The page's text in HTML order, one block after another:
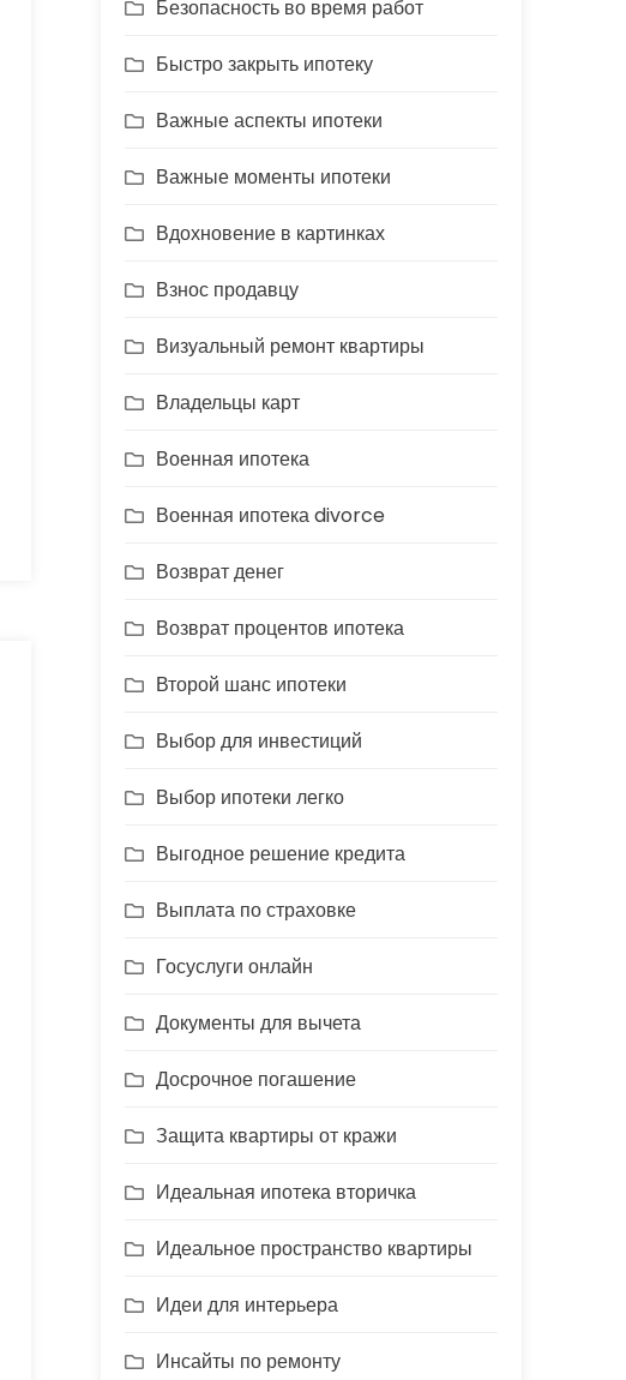
Безопасность во время работ
Быстро закрыть ипотеку
Важные аспекты ипотеки
Важные моменты ипотеки
Вдохновение в картинках
Взнос продавцу
Визуальный ремонт квартиры
Владельцы карт
Военная ипотека
Военная ипотека divorce
Возврат денег
Возврат процентов ипотека
Второй шанс ипотеки
Выбор для инвестиций
Выбор ипотеки легко
Выгодное решение кредита
Выплата по страховке
Госуслуги онлайн
Документы для вычета
Досрочное погашение
Защита квартиры от кражи
Идеальная ипотека вторичка
Идеальное пространство квартиры
Идеи для интерьера
Инсайты по ремонту